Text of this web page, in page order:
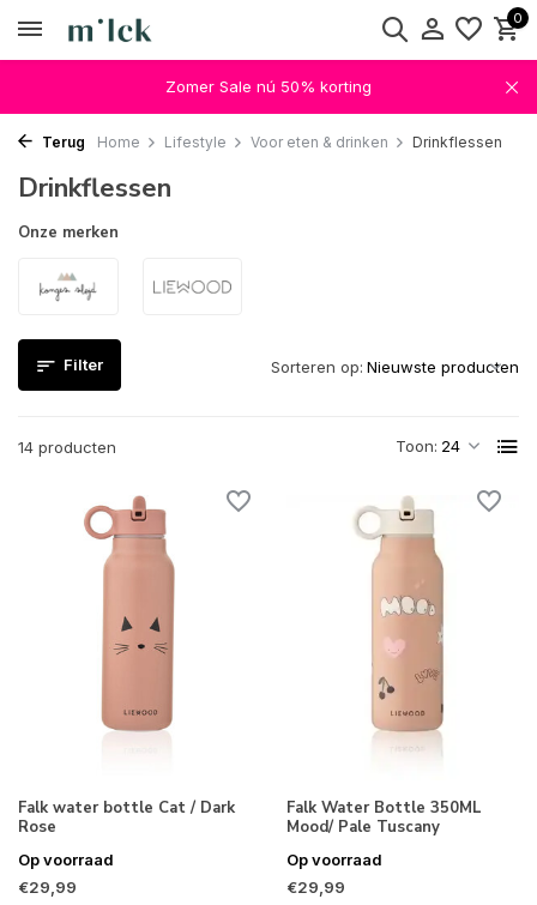
0
Zomer Sale nú 50% korting
Terug Home Lifestyle Voor eten & drinken Drinkflessen
Drinkflessen
Onze merken
Filter
14 producten Toon:
Sorteren op:
Falk water bottle Cat / Dark
Rose
Op voorraad
€29,99
Falk Water Bottle 350ML
Mood/ Pale Tuscany
Op voorraad
€29,99